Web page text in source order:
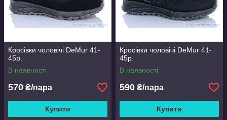
Кросівки чоловічі DeMur 41-
45р.
В наявності
570 ₴/пара
Купити
Кросівки чоловічі DeMur 41-
45р.
В наявності
590 ₴/пара
Купити